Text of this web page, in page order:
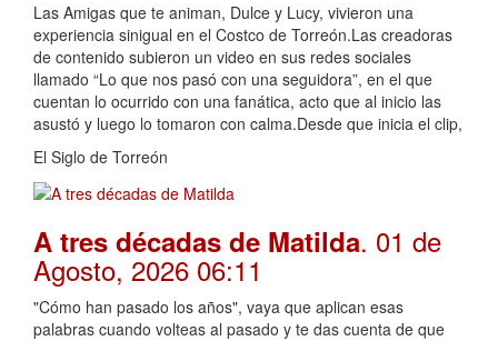
Las Amigas que te animan, Dulce y Lucy, vivieron una
experiencia sinigual en el Costco de Torreón.Las creadoras
de contenido subieron un video en sus redes sociales
llamado “Lo que nos pasó con una seguidora”, en el que
cuentan lo ocurrido con una fanática, acto que al inicio las
asustó y luego lo tomaron con calma.Desde que inicia el clip,
El Siglo de Torreón
A tres décadas de Matilda. 01 de
Agosto, 2026 06:11
"Cómo han pasado los años", vaya que aplican esas
palabras cuando volteas al pasado y te das cuenta de que